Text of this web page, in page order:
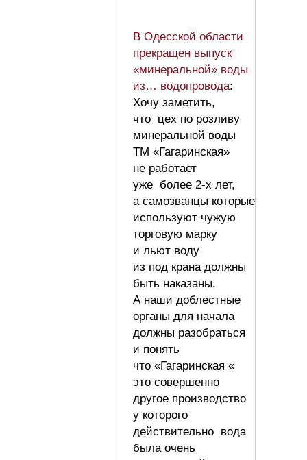
В Одесской области
прекращен выпуск
«минеральной» воды
из… водопровода:
Хочу заметить,
что цех по розливу
минеральной воды
ТМ «Гагаринская»
не работает
уже более 2-х лет,
а самозванцы которые
используют чужую
торговую марку
и льют воду
из под крана должны
быть наказаны.
А наши доблестные
органы для начала
должны разобраться
и понять
что «Гагаринская «
это совершенно
другое производство
у которого
действительно вода
была очень